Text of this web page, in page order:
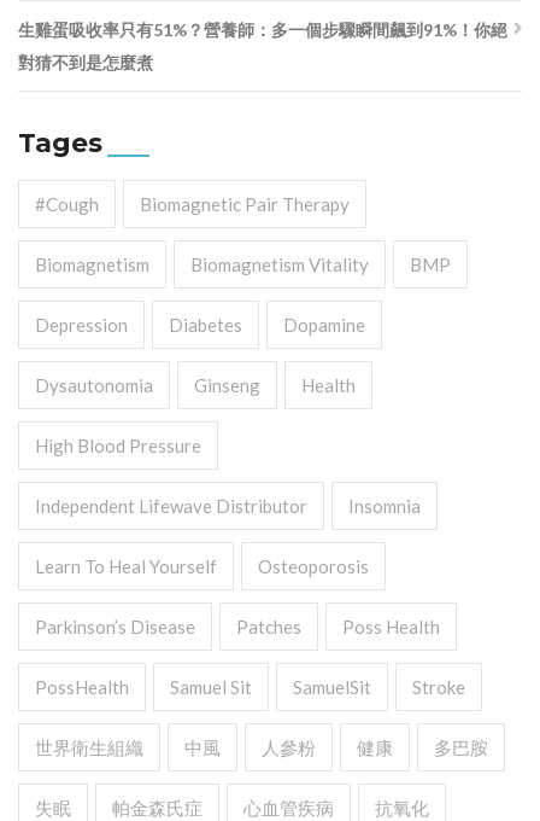
生雞蛋吸收率只有51%？營養師：多一個步驟瞬間飆到91%！你絕
對猜不到是怎麼煮
Tages
#cough Biomagnetic Pair Therapy
Biomagnetism Biomagnetism Vitality BMP
Depression Diabetes Dopamine
Dysautonomia Ginseng Health
High Blood Pressure
Independent Lifewave Distributor Insomnia
Learn To Heal Yourself Osteoporosis
Parkinson’s Disease Patches Poss Health
PossHealth Samuel Sit SamuelSit Stroke
世界衛生組織 中風 人參粉 健康 多巴胺
失眠 帕金森氏症 心血管疾病 抗氧化